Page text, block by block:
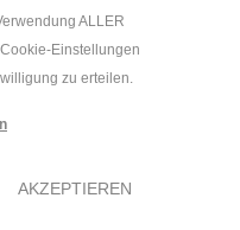
ALLER
Einstellungen
zu erteilen.
AKZEPTIEREN